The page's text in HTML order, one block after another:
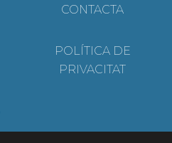
CONTACTA
POLÍTICA DE
PRIVACITAT